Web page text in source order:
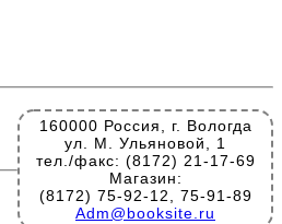
160000 Россия, г. Вологда
ул. М. Ульяновой, 1
тел./факс: (8172) 21-17-69
Магазин:
(8172) 75-92-12, 75-91-89
Adm@booksite.ru